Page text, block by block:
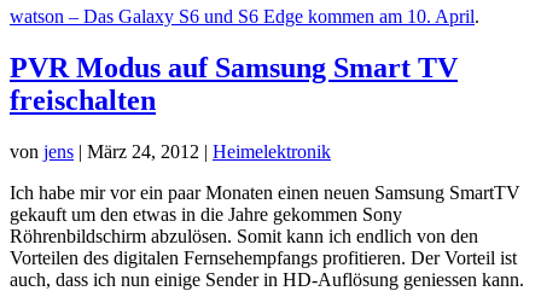
watson – Das Galaxy S6 und S6 Edge kommen am 10. April.
PVR Modus auf Samsung Smart TV
freischalten
von jens | März 24, 2012 | Heimelektronik
Ich habe mir vor ein paar Monaten einen neuen Samsung SmartTV
gekauft um den etwas in die Jahre gekommen Sony
Röhrenbildschirm abzulösen. Somit kann ich endlich von den
Vorteilen des digitalen Fernsehempfangs profitieren. Der Vorteil ist
auch, dass ich nun einige Sender in HD-Auflösung geniessen kann.